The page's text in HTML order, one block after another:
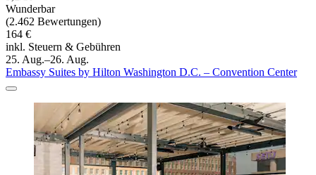
Wunderbar
(2.462 Bewertungen)
164 €
inkl. Steuern & Gebühren
25. Aug.–26. Aug.
Embassy Suites by Hilton Washington D.C. – Convention Center